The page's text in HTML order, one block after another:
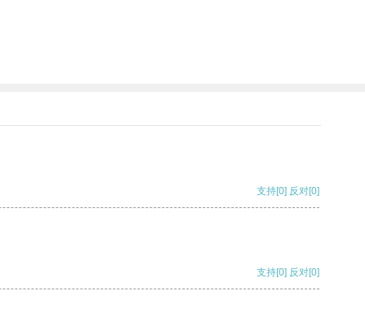
支持[0] 反对[0]
支持[0] 反对[0]